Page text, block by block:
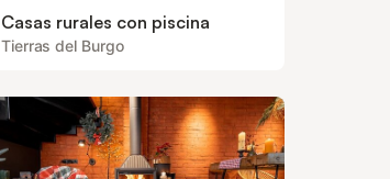
Casas rurales con piscina
Tierras del Burgo